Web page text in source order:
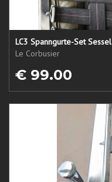
LC3 Spanngurte-Set Sessel
Le Corbusier
€ 99.00